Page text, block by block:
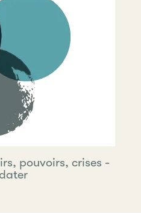
pouvoirs, crises -